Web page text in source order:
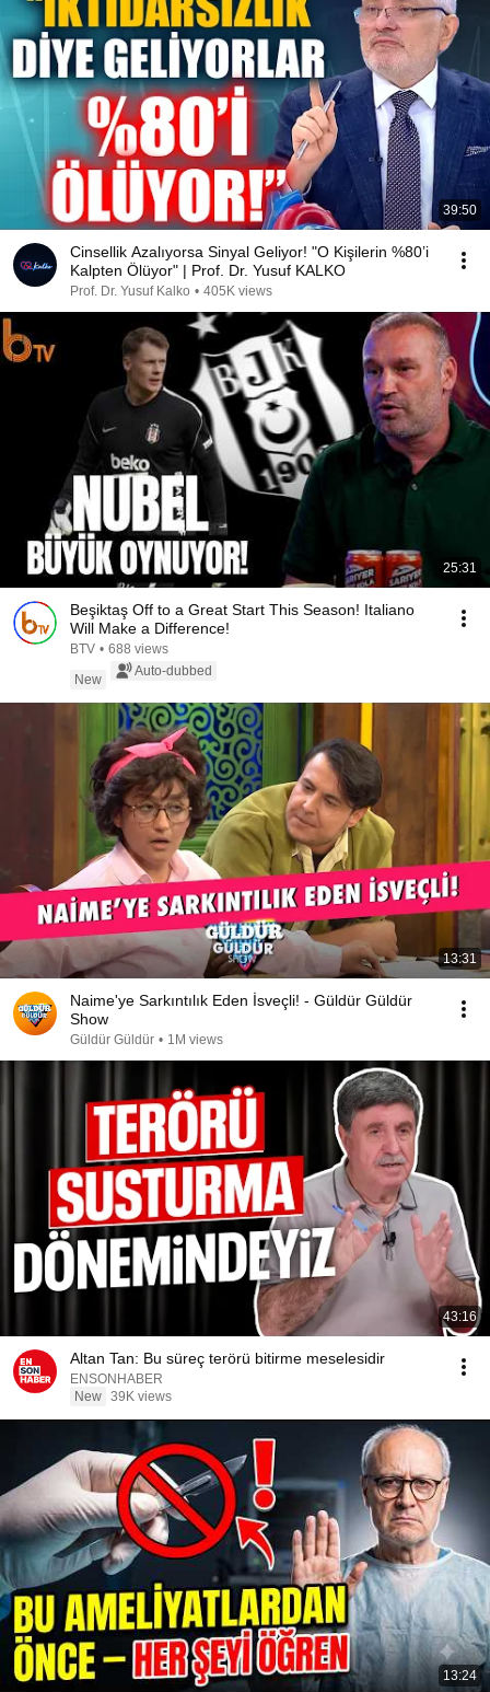
39:50
Cinsellik Azalıyorsa Sinyal Geliyor! "O Kişilerin %80’i
Kalpten Ölüyor" | Prof. Dr. Yusuf KALKO
Prof. Dr. Yusuf Kalko • 405K views
25:31
Beşiktaş Off to a Great Start This Season! Italiano
Will Make a Difference!
BTV • 688 views
New
Auto-dubbed
13:31
Naime'ye Sarkıntılık Eden İsveçli! - Güldür Güldür
Show
Güldür Güldür • 1M views
43:16
Altan Tan: Bu süreç terörü bitirme meselesidir
ENSONHABER
New 39K views
13:24